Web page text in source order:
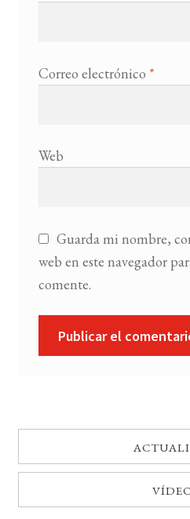
Correo electrónico *
Web
Guarda mi nombre,
web en este navegador
comente.